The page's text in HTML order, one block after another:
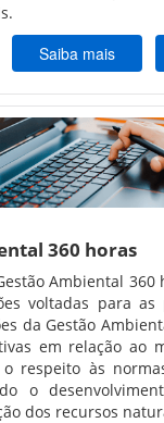
Saiba mais
360 horas
Ambiental 360
voltadas para as
da Gestão
em relação ao
respeito às
o
dos recursos